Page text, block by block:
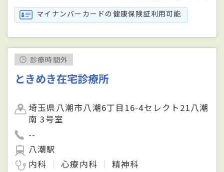
マイナンバーカードの健康保険証利用可能
診療時間外
ときめき在宅診療所
埼玉県八潮市八潮6丁目16-4セレクト21八潮
南 3号室
--
八潮駅
内科
心療内科 精神科